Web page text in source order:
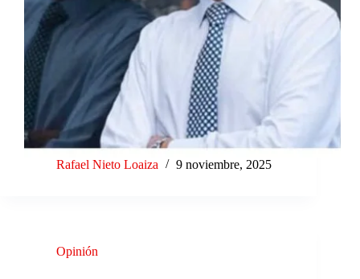
Rafael Nieto Loaiza 9 noviembre, 2025
Opinión